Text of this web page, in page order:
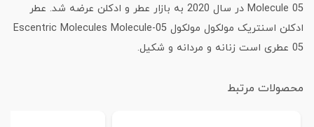
Molecule 05 در سال 2020 به بازار عطر و ادکلن عرضه شد. عطر
ادکلن اسنتریک مولکول مولکول 05-Escentric Molecules Molecule
05 عطری است زنانه و مردانه و شکیل.
محصولات مرتبط